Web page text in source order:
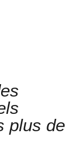
plus de